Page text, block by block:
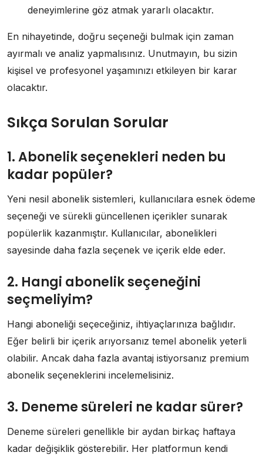
deneyimlerine göz atmak yararlı olacaktır.
En nihayetinde, doğru seçeneği bulmak için zaman
ayırmalı ve analiz yapmalısınız. Unutmayın, bu sizin
kişisel ve profesyonel yaşamınızı etkileyen bir karar
olacaktır.
Sıkça Sorulan Sorular
1. Abonelik seçenekleri neden bu
kadar popüler?
Yeni nesil abonelik sistemleri, kullanıcılara esnek ödeme
seçeneği ve sürekli güncellenen içerikler sunarak
popülerlik kazanmıştır. Kullanıcılar, abonelikleri
sayesinde daha fazla seçenek ve içerik elde eder.
2. Hangi abonelik seçeneğini
seçmeliyim?
Hangi aboneliği seçeceğiniz, ihtiyaçlarınıza bağlıdır.
Eğer belirli bir içerik arıyorsanız temel abonelik yeterli
olabilir. Ancak daha fazla avantaj istiyorsanız premium
abonelik seçeneklerini incelemelisiniz.
3. Deneme süreleri ne kadar sürer?
Deneme süreleri genellikle bir aydan birkaç haftaya
kadar değişiklik gösterebilir. Her platformun kendi